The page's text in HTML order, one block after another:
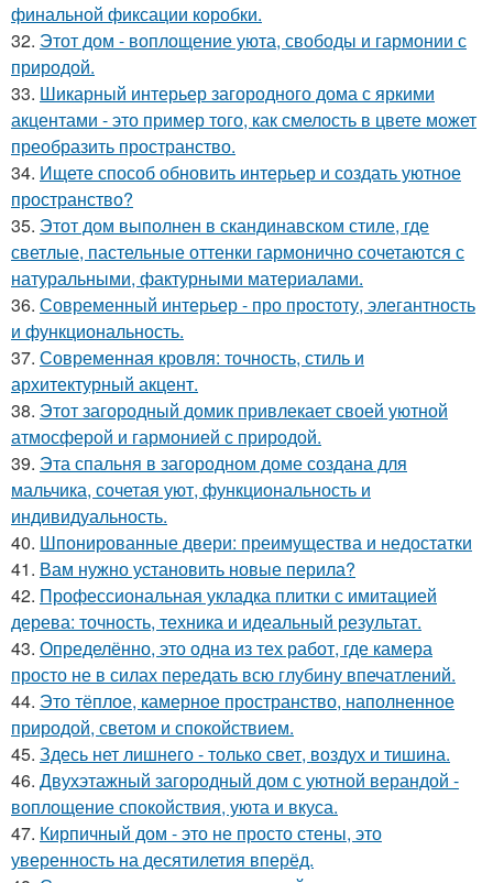
финальной фиксации коробки.
32. Этот дом - воплощение уюта, свободы и гармонии с
природой.
33. Шикарный интерьер загородного дома с яркими
акцентами - это пример того, как смелость в цвете может
преобразить пространство.
34. Ищете способ обновить интерьер и создать уютное
пространство?
35. Этот дом выполнен в скандинавском стиле, где
светлые, пастельные оттенки гармонично сочетаются с
натуральными, фактурными материалами.
36. Современный интерьер - про простоту, элегантность
и функциональность.
37. Современная кровля: точность, стиль и
архитектурный акцент.
38. Этот загородный домик привлекает своей уютной
атмосферой и гармонией с природой.
39. Эта спальня в загородном доме создана для
мальчика, сочетая уют, функциональность и
индивидуальность.
40. Шпонированные двери: преимущества и недостатки
41. Вам нужно установить новые перила?
42. Профессиональная укладка плитки с имитацией
дерева: точность, техника и идеальный результат.
43. Определённо, это одна из тех работ, где камера
просто не в силах передать всю глубину впечатлений.
44. Это тёплое, камерное пространство, наполненное
природой, светом и спокойствием.
45. Здесь нет лишнего - только свет, воздух и тишина.
46. Двухэтажный загородный дом с уютной верандой -
воплощение спокойствия, уюта и вкуса.
47. Кирпичный дом - это не просто стены, это
уверенность на десятилетия вперёд.